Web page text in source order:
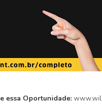
essa Oportunidade: